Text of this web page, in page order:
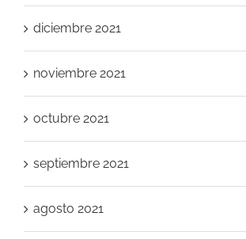
diciembre 2021
noviembre 2021
octubre 2021
septiembre 2021
agosto 2021